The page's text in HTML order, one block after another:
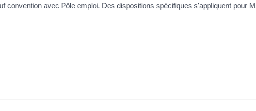
convention avec Pôle emploi. Des dispositions spécifiques s'appliquent pour